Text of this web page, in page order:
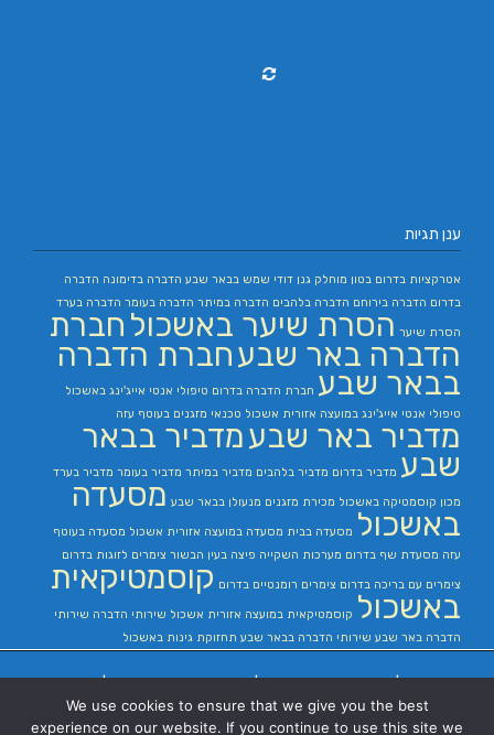
ענן תגיות
אטרקציות בדרום בטון מוחלק גנן דודי שמש בבאר שבע הדברה בדימונה הדברה
בדרום הדברה בירוחם הדברה בלהבים הדברה במיתר הדברה בעומר הדברה בערד
הסרת שיער הסרת שיער באשכול חברת
הדברה באר שבעחברת הדברה
בבאר שבע חברת הדברה בדרום טיפולי אנטי אייג'ינג באשכול
טיפולי אנטי אייג'ינג במועצה אזורית אשכול טכנאי מזגנים בעוטף עזה
מדביר באר שבעמדביר בבאר
שבע מדביר בדרום מדביר בלהבים מדביר במיתר מדביר בעומר מדביר בערד
מכון קוסמטיקה באשכול מכירת מזגנים מנעולן בבאר שבע מסעדה
באשכול מסעדה בבית מסעדה במועצה אזורית אשכול מסעדה בעוטף
עזה מסעדת שף בדרום מערכות השקייה פיצה בעין הבשור צימרים לזוגות בדרום
צימרים עם בריכה בדרום צימרים רומנטיים בדרום קוסמטיקאית
באשכול קוסמטיקאית במועצה אזורית אשכול שירותי הדברה שירותי
הדברה באר שבע שירותי הדברה בבאר שבע תחזוקת גינות באשכול
בבאר שבע|
We use cookies to ensure that we give you the best
experience on our website. If you continue to use this site we